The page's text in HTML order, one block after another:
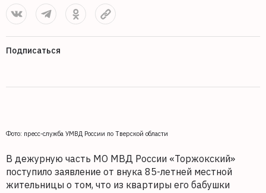
Подписаться
Фото: пресс-служба УМВД России по Тверской области
В дежурную часть МО МВД России «Торжокский»
поступило заявление от внука 85-летней местной
жительницы о том, что из квартиры его бабушки